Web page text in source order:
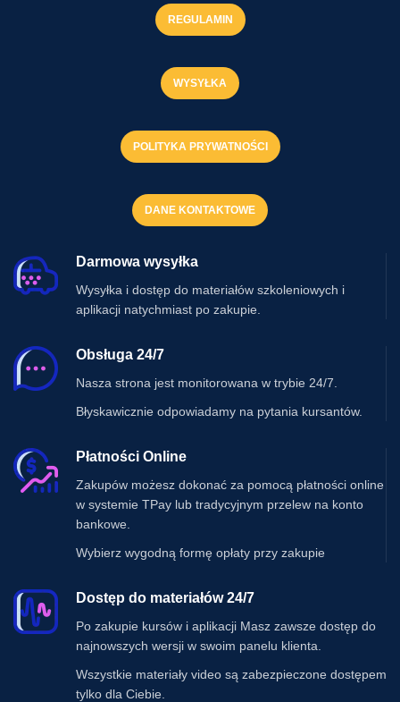
REGULAMIN
WYSYŁKA
POLITYKA PRYWATNOŚCI
DANE KONTAKTOWE
Darmowa wysyłka
Wysyłka i dostęp do materiałów szkoleniowych i
aplikacji natychmiast po zakupie.
Obsługa 24/7
Nasza strona jest monitorowana w trybie 24/7.
Błyskawicznie odpowiadamy na pytania kursantów.
Płatności Online
Zakupów możesz dokonać za pomocą płatności online
w systemie TPay lub tradycyjnym przelew na konto
bankowe.
Wybierz wygodną formę opłaty przy zakupie
Dostęp do materiałów 24/7
Po zakupie kursów i aplikacji Masz zawsze dostęp do
najnowszych wersji w swoim panelu klienta.
Wszystkie materiały video są zabezpieczone dostępem
tylko dla Ciebie.